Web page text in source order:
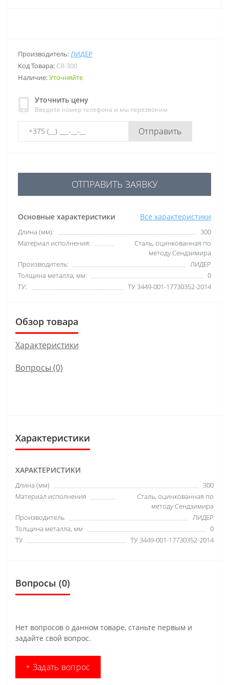
Производитель:ЛИДЕР
Код Товара: СВ-300
Наличие:Уточняйте
Уточнить цену
Введите номер телефона и мы перезвоним
Отправить
Основные характеристики Все характеристики
Длина (мм):
300
Материал исполнения:
Сталь, оцинкованная по
методу Сендзимира
Производитель:
ЛИДЕР
Толщина металла, мм:
0
ТУ:
ТУ 3449-001-17730352-2014
ОТПРАВИТЬ ЗАЯВКУ
Обзор товара
Характеристики
Вопросы (0)
Характеристики
ХАРАКТЕРИСТИКИ
Длина (мм)
300
Материал исполнения
Сталь, оцинкованная по
методу Сендзимира
Производитель
ЛИДЕР
Толщина металла, мм
0
ТУ
ТУ 3449-001-17730352-2014
Вопросы (0)
Нет вопросов о данном товаре, станьте первым и
задайте свой вопрос.
+ Задать вопрос